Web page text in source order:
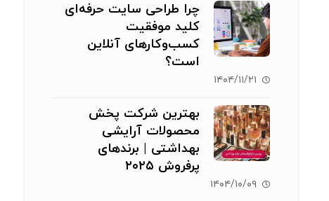
چرا طراحی سایت حرفه‌ای
کلید موفقیت
کسب‌وکارهای آنلاین
است؟
۱۴۰۴/۱۱/۲۱
بهترین شرکت پخش
محصولات آرایشی
بهداشتی | برندهای
پرفروش ۲۰۲۵
۱۴۰۴/۱۰/۰۹